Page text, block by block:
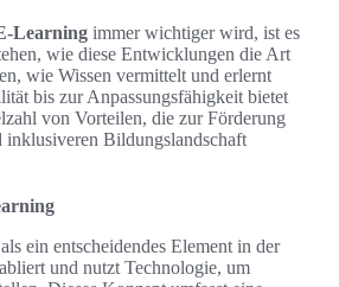
Learning immer wichtiger wird, ist es
wie diese Entwicklungen die Art
wie Wissen vermittelt und erlernt
bis zur Anpassungsfähigkeit bietet
von Vorteilen, die zur Förderung
inklusiveren Bildungslandschaft
ein entscheidendes Element in der
und nutzt Technologie, um